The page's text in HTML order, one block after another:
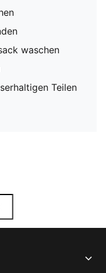
waschen
Teilen